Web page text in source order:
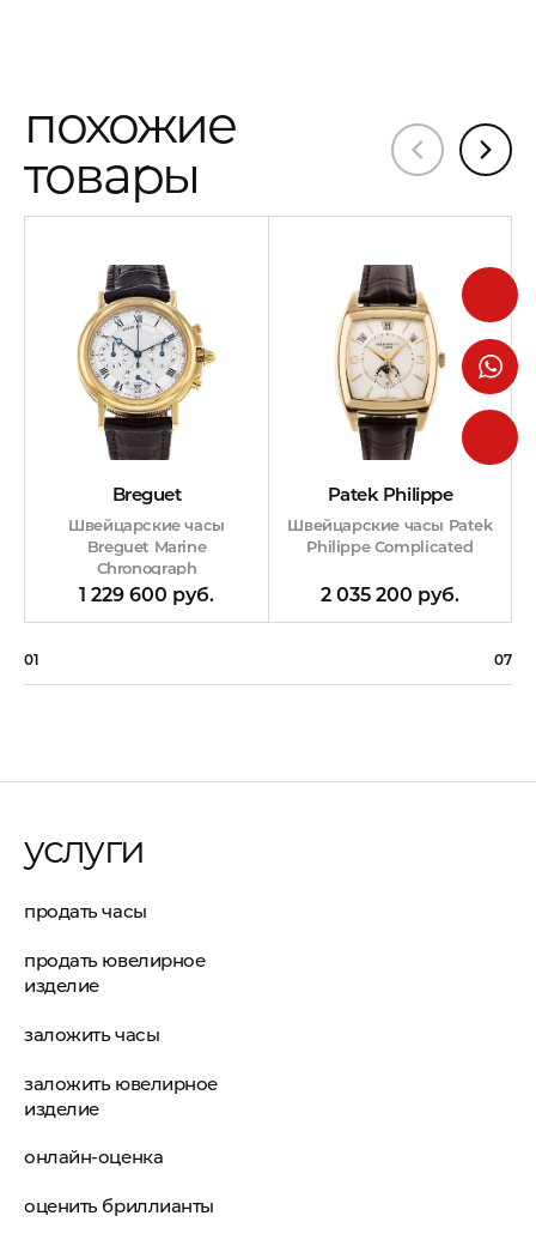
похожие
товары
Breguet
Швейцарские часы
Breguet Marine
Chronograph
1 229 600 руб.
Patek Philippe
Швейцарские часы Patek
Philippe Complicated
2 035 200 руб.
01 07
услуги
продать часы
продать ювелирное
изделие
заложить часы
заложить ювелирное
изделие
онлайн-оценка
оценить бриллианты